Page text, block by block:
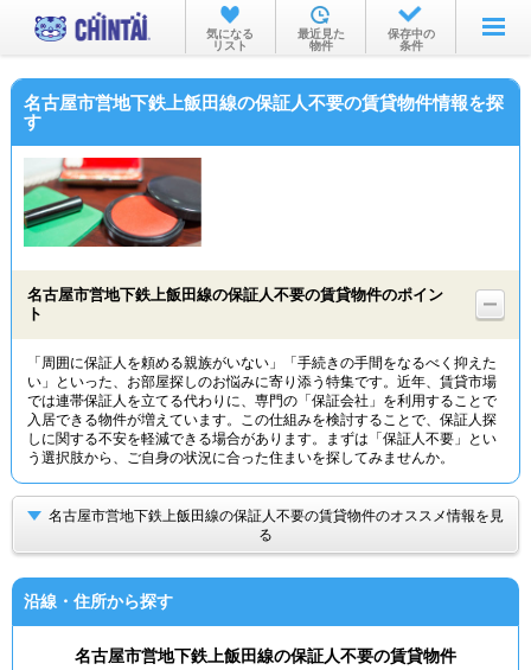
お部屋を探す
沿線・駅から
不動産会社から
気になる
リスト
最近見た
物件
保存中の
条件
名古屋市営地下鉄上飯田線の保証人不要の賃貸物件情報を探
す
名古屋市営地下鉄上飯田線の保証人不要の賃貸物件のポイン
ト
「周囲に保証人を頼める親族がいない」「手続きの手間をなるべく抑えた
い」といった、お部屋探しのお悩みに寄り添う特集です。近年、賃貸市場
では連帯保証人を立てる代わりに、専門の「保証会社」を利用することで
入居できる物件が増えています。この仕組みを検討することで、保証人探
しに関する不安を軽減できる場合があります。まずは「保証人不要」とい
う選択肢から、ご自身の状況に合った住まいを探してみませんか。
名古屋市営地下鉄上飯田線の保証人不要の賃貸物件のオススメ情報を見
る
沿線・住所から探す
名古屋市営地下鉄上飯田線の保証人不要の賃貸物件